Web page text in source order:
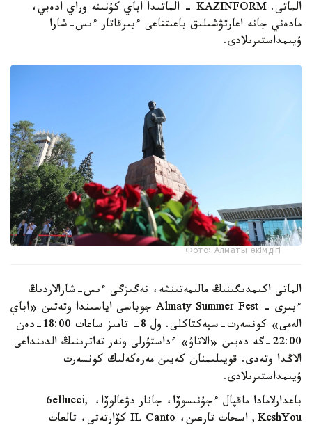
الماتى. KAZINFORM - الماتىدا اباي كۇنىنە وراي ادەبي،
مادەني جانە اعارتۋشىلىق باعىتتاعى ءبىرقاتار ءىس-شارا
ۇيىمداستىرىلادى.
Фото: Алматы әкімдігі
الماتى اكىمدىگىنىڭ مالىمەتىنشە، نەگىزگى ءىس-شارالاردىڭ
ءبىرى - Almaty Summer Fest جوباسى اياسىندا وتەتىن «اباي
الەمى» كونسەرت-سپەكتاكلى. ول 8- تامىز ساعات 18:00-دەن
22:00-گە دەيىن «الاتاۋ» ءداستۇرلى ونەر تەاترىنىڭ الدىنداعى
الاڭدا وتەدى. قويىلىمنان كەيىن مەرەكەلىك كونسەرت
ۇيىمداستىرىلادى.
باعدارلامادا ماقپال ءجۇنىسوۆا، جانار دۋعالوۆا، 6ellucci,
KeshYou, اسحات تارعىن، IL Canto كۆارتەتى، تالعات